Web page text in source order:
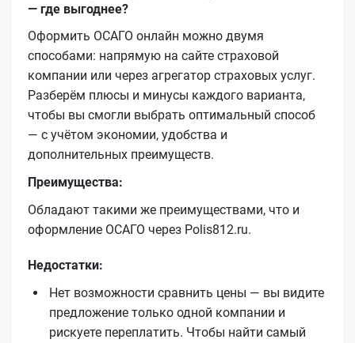
— где выгоднее?
Оформить ОСАГО онлайн можно двумя
способами: напрямую на сайте страховой
компании или через агрегатор страховых услуг.
Разберём плюсы и минусы каждого варианта,
чтобы вы смогли выбрать оптимальный способ
— с учётом экономии, удобства и
дополнительных преимуществ.
Преимущества:
Обладают такими же преимуществами, что и
оформление ОСАГО через Polis812.ru.
Недостатки:
Нет возможности сравнить цены — вы видите
предложение только одной компании и
рискуете переплатить. Чтобы найти самый